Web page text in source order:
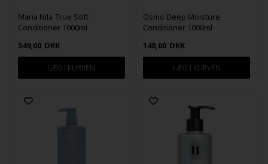
Maria Nila True Soft
Conditioner 1000ml
549,00 DKK
Osmo Deep Moisture
Conditioner 1000ml
148,00 DKK